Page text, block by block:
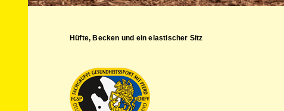
Hüfte, Becken und ein elastischer Sitz